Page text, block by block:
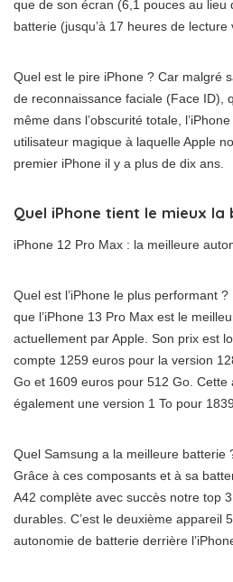
que de son écran (6,1 pouces au lieu
batterie (jusqu’à 17 heures de lecture
Quel est le pire iPhone ? Car malgré
de reconnaissance faciale (Face ID),
même dans l’obscurité totale,
utilisateur magique à laquelle Apple
premier iPhone il y a plus de dix ans.
Quel iPhone tient le mieux la
iPhone 12 Pro Max : la meilleure
Quel est l’iPhone le plus performant
que l’iPhone 13 Pro Max est le
actuellement par Apple. Son prix est
compte 1259 euros pour la version
Go et 1609 euros pour 512 Go. Cette
également une version 1 To pour
Quel Samsung a la meilleure batterie
Grâce à ces composants et à sa
A42 complète avec succès notre top
durables. C’est le deuxième appareil
autonomie de batterie derrière